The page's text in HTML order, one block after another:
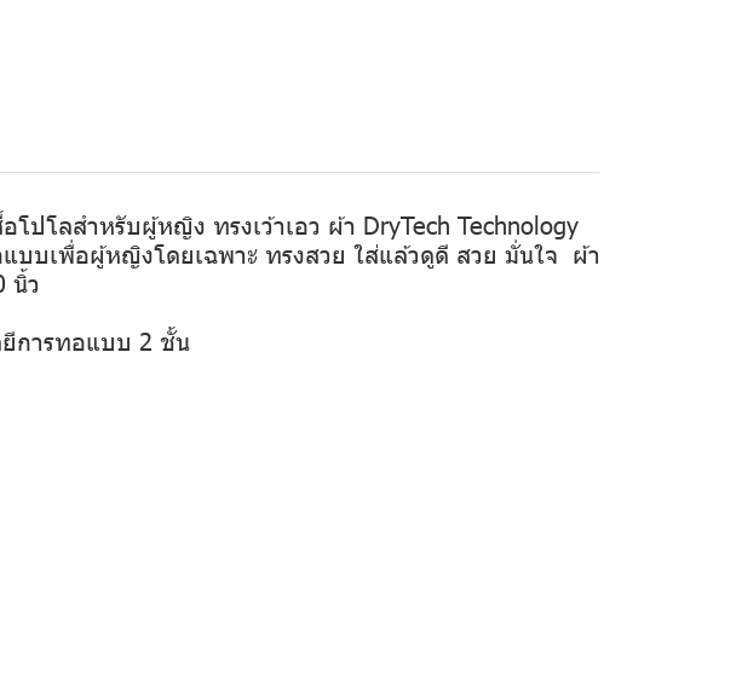
อโปโลสำหรับผู้หญิง ทรงเว้าเอว ผ้า DryTech Technology
แบบเพื่อผู้หญิงโดยเฉพาะ ทรงสวย ใส่แล้วดูดี สวย มั่นใจ ผ้า
นิ้ว
การทอแบบ 2 ชั้น